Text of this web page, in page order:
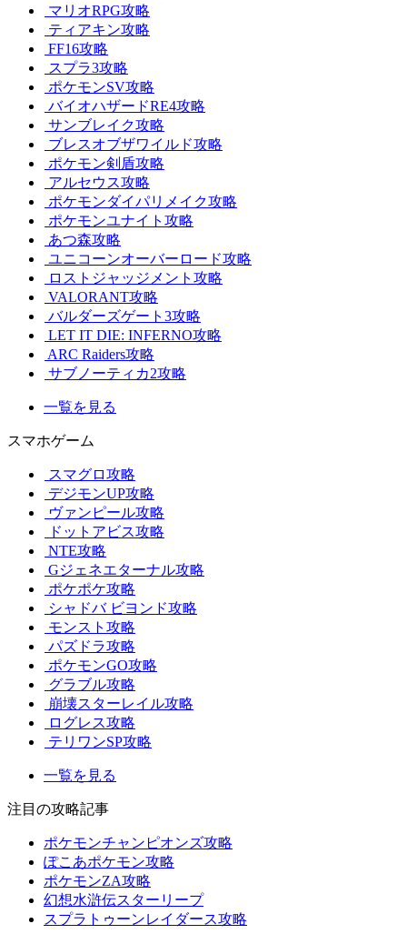
マリオRPG攻略
ティアキン攻略
FF16攻略
スプラ3攻略
ポケモンSV攻略
バイオハザードRE4攻略
サンブレイク攻略
ブレスオブザワイルド攻略
ポケモン剣盾攻略
アルセウス攻略
ポケモンダイパリメイク攻略
ポケモンユナイト攻略
あつ森攻略
ユニコーンオーバーロード攻略
ロストジャッジメント攻略
VALORANT攻略
バルダーズゲート3攻略
LET IT DIE: INFERNO攻略
ARC Raiders攻略
サブノーティカ2攻略
一覧を見る
スマホゲーム
スマグロ攻略
デジモンUP攻略
ヴァンピール攻略
ドットアビス攻略
NTE攻略
Gジェネエターナル攻略
ポケポケ攻略
シャドバ ビヨンド攻略
モンスト攻略
パズドラ攻略
ポケモンGO攻略
グラブル攻略
崩壊スターレイル攻略
ログレス攻略
テリワンSP攻略
一覧を見る
注目の攻略記事
ポケモンチャンピオンズ攻略
ぽこあポケモン攻略
ポケモンZA攻略
幻想水滸伝スターリープ
スプラトゥーンレイダース攻略